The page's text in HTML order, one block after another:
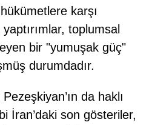
karşı
toplumsal
bir "yumuşak güç"
durumdadır.
da haklı
İran’daki son gösteriler,